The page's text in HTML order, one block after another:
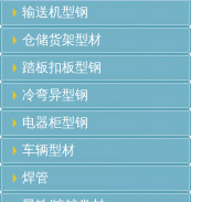
输送机型钢
仓储货架型材
踏板扣板型钢
冷弯异型钢
电器柜型钢
车辆型材
焊管